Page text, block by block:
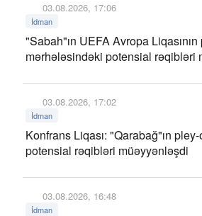
03.08.2026, 17:06
İdman
"Sabah"ın UEFA Avropa
mərhələsindəki potensial rəqibləri
03.08.2026, 17:02
İdman
Konfrans Liqası: "Qarabağ"ın
potensial rəqibləri müəyyənləşdi
03.08.2026, 16:48
İdman